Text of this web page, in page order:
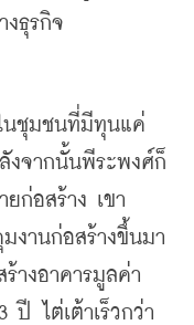
ธุรกิจ
ในชุมชนที่มีทุนแค่
งจากนั้นพีระพงศ์ก็
ยก่อสร้าง เขา
งานก่อสร้างขึ้นมา
างอาคารมูลค่า
ปี
ไต่เต้าเร็วกว่า